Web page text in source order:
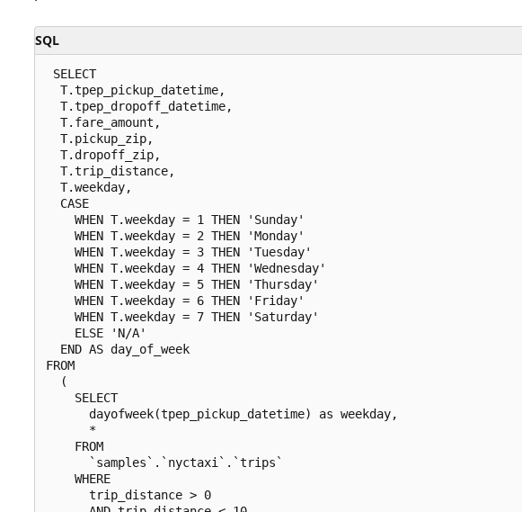
SQL
SELECT
  T.tpep_pickup_datetime,
  T.tpep_dropoff_datetime,
  T.fare_amount,
  T.pickup_zip,
  T.dropoff_zip,
  T.trip_distance,
  T.weekday,
  CASE
    WHEN T.weekday = 1 THEN 'Sunday'
    WHEN T.weekday = 2 THEN 'Monday'
    WHEN T.weekday = 3 THEN 'Tuesday'
    WHEN T.weekday = 4 THEN 'Wednesday'
    WHEN T.weekday = 5 THEN 'Thursday'
    WHEN T.weekday = 6 THEN 'Friday'
    WHEN T.weekday = 7 THEN 'Saturday'
    ELSE 'N/A'
  END AS day_of_week
FROM
  (
    SELECT
      dayofweek(tpep_pickup_datetime) as weekday,
      *
    FROM
      `samples`.`nyctaxi`.`trips`
    WHERE
      trip_distance > 0